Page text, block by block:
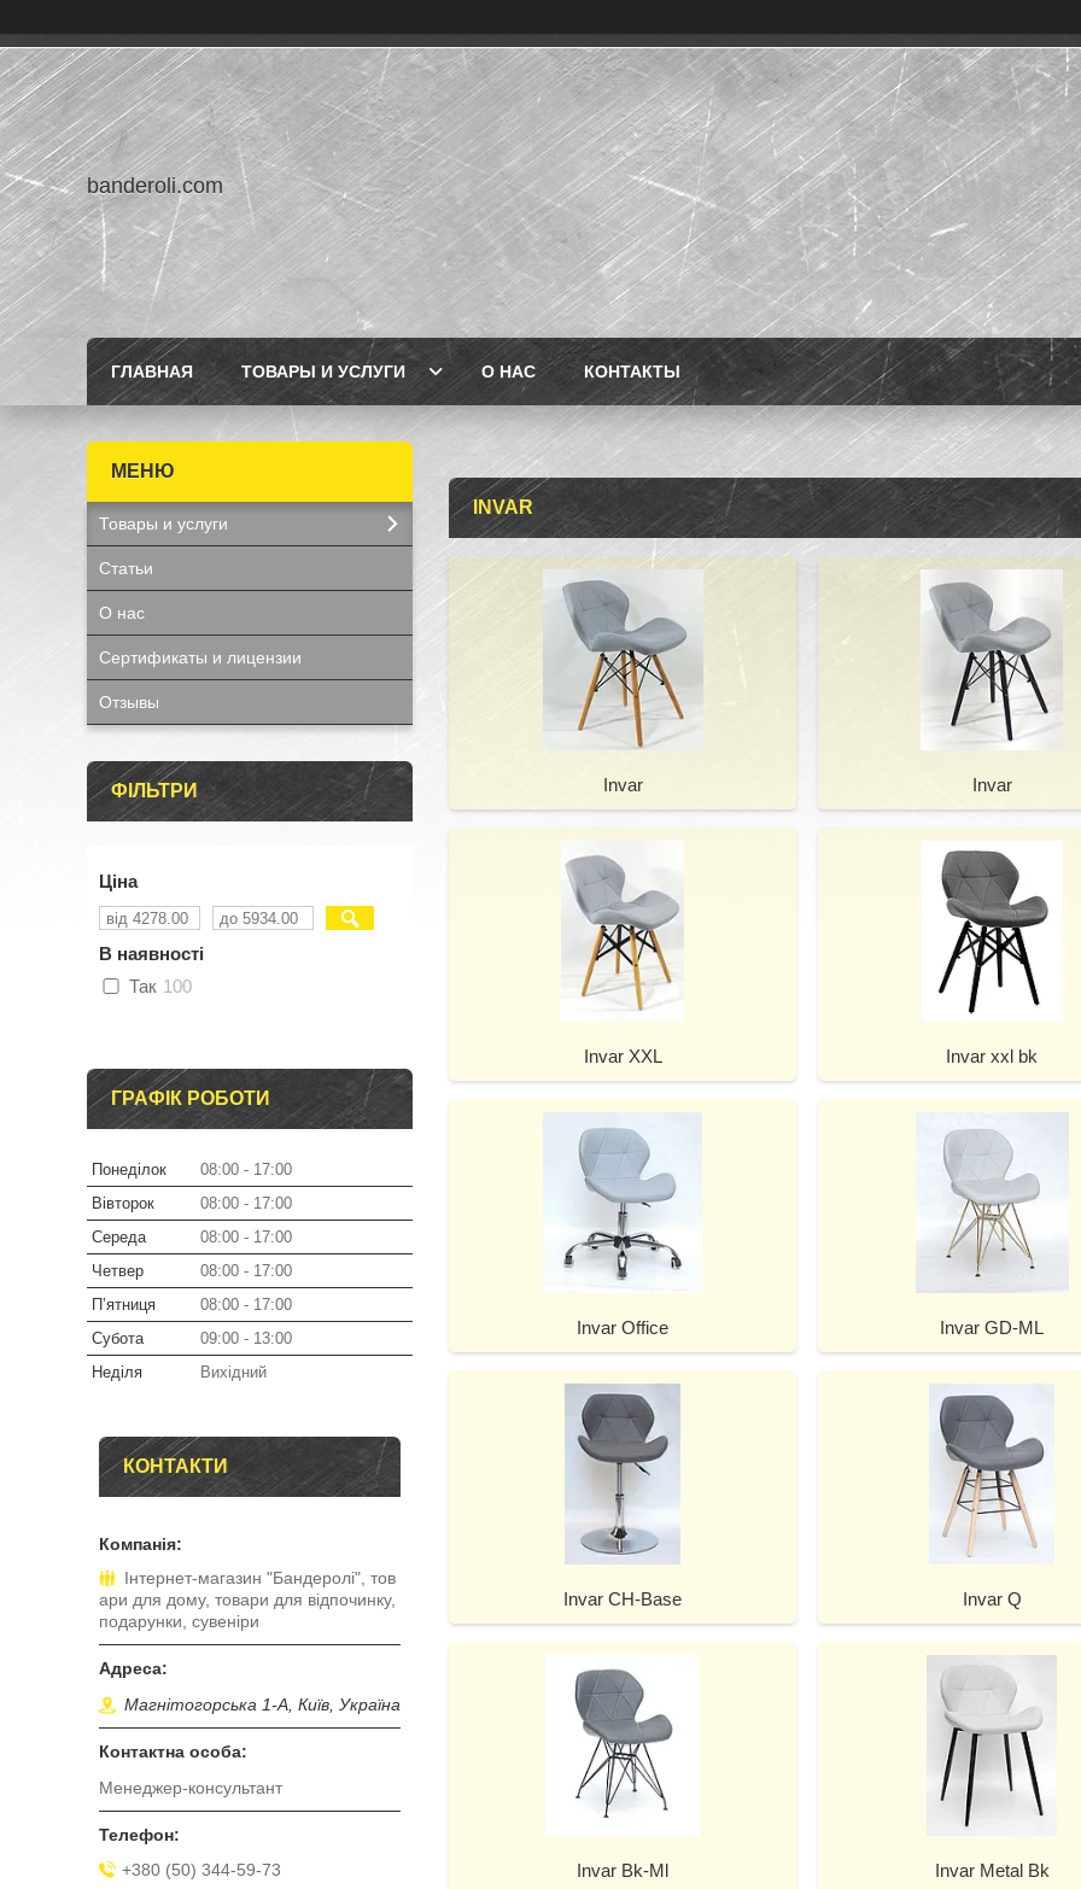
banderoli.com
ГЛАВНАЯ ТОВАРЫ И УСЛУГИ О НАС КОНТАКТЫ
INVAR
Invar Invar
Invar XXL Invar xxl bk
Invar Office Invar GD-ML
Invar CH-Base Invar Q
Invar Bk-Ml Invar Metal Bk
Товары и услуги
Статьи
О нас
Сертификаты и лицензии
Отзывы
ФІЛЬТРИ
Ціна
В наявності
Так 100
ГРАФІК РОБОТИ
Понеділок 08:00
17:00
Вівторок
08:00
17:00
Середа
08:00
17:00
Четвер
08:00
17:00
Пʼятниця
08:00
17:00
Субота
09:00
13:00
Неділя
Вихідний
КОНТАКТИ
Інтернет-магазин "Бандеролі", тов
ари для дому, товари для відпочинку,
подарунки, сувеніри
Магнітогорська 1-А, Київ, Україна
Менеджер-консультант
+380 (50) 344-59-73